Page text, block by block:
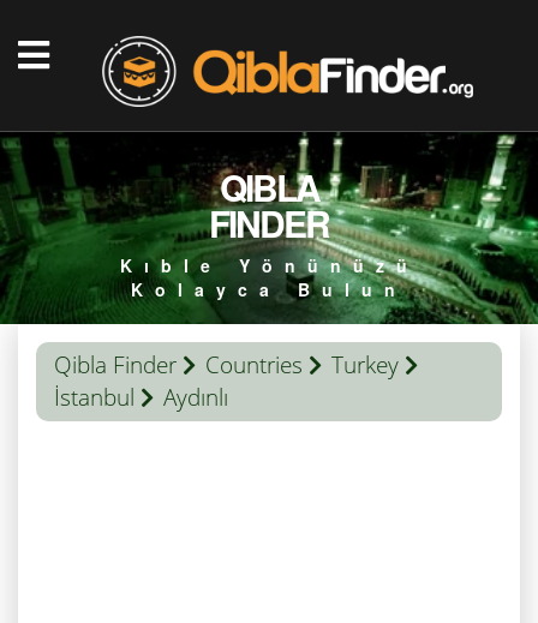
QIBLA
FINDER
Kıble Yönünüzü
Kolayca Bulun
Qibla Finder Countries
Turkey
İstanbul
Aydınlı